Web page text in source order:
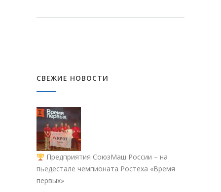
СВЕЖИЕ НОВОСТИ
Предприятия СоюзМаш России – на
пьедестале чемпионата Ростеха «Время
первых»